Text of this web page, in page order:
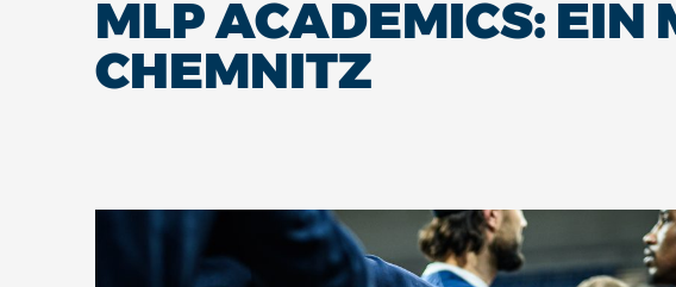
MLP ACADEMICS: EIN
CHEMNITZ